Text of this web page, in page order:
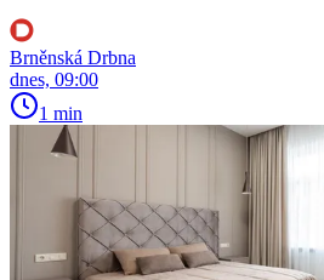
Brněnská Drbna
dnes, 09:00
1 min